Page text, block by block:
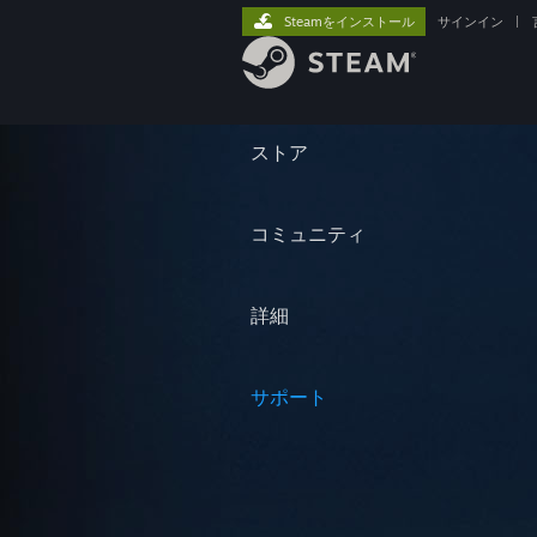
ストア
コミュニティ
詳細
サポート
Steamをインストール サインイン